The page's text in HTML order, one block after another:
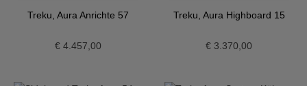
Treku, Aura Anrichte 57
€4.457,00
Treku, Aura Highboard 15
€ 3.370,00